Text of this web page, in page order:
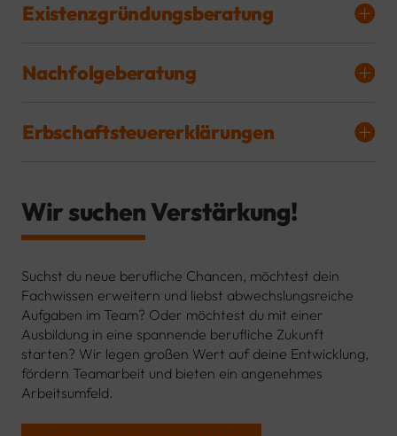
Existenzgründungsberatung
Nachfolgeberatung
Erbschaftsteuererklärungen
Wir suchen Verstärkung!
Suchst du neue berufliche Chancen, möchtest dein
Fachwissen erweitern und liebst abwechslungsreiche
Aufgaben im Team? Oder möchtest du mit einer
Ausbildung in eine spannende berufliche Zukunft
starten? Wir legen großen Wert auf deine Entwicklung,
fördern Teamarbeit und bieten ein angenehmes
Arbeitsumfeld.